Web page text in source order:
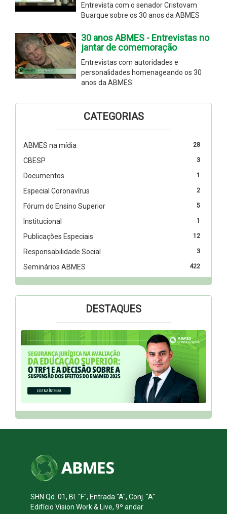
Entrevista com o senador Cristovam
Buarque sobre os 30 anos da ABMES
30 anos ABMES - Entrevistas no
jantar de comemoração
Entrevistas com autoridades e
personalidades homenageando os 30
anos da ABMES
CATEGORIAS
28
ABMES na mídia
3
CBESP
1
Documentos
2
Especial Coronavírus
5
Fórum do Ensino Superior
1
Institucional
12
Publicações Especiais
3
Responsabilidade Social
422
Seminários ABMES
DESTAQUES
SHN Qd. 01, Bl. "F", Entrada "A", Conj. "A"
Edifício Vision Work & Live, 9º andar